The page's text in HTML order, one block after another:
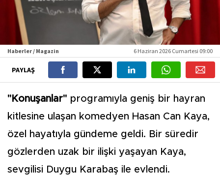
Haberler / Magazin 6 Haziran 2026 Cumartesi 09:00
PAYLAŞ
"Konuşanlar" programıyla geniş bir hayran
kitlesine ulaşan komedyen Hasan Can Kaya,
özel hayatıyla gündeme geldi. Bir süredir
gözlerden uzak bir ilişki yaşayan Kaya,
sevgilisi Duygu Karabaş ile evlendi.